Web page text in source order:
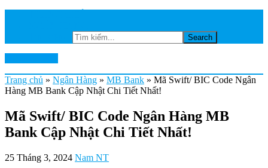
Trang chủ » Ngân Hàng » MB Bank » Mã Swift/ BIC Code Ngân
Hàng MB Bank Cập Nhật Chi Tiết Nhất!
Mã Swift/ BIC Code Ngân Hàng MB
Bank Cập Nhật Chi Tiết Nhất!
25 Tháng 3, 2024 Nam NT